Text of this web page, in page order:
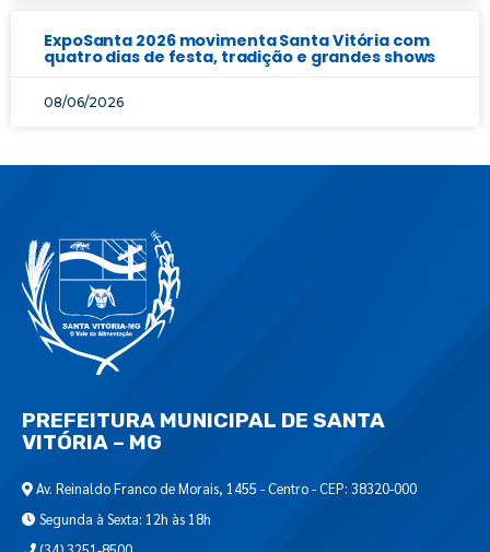
ExpoSanta 2026 movimenta Santa Vitória com
quatro dias de festa, tradição e grandes shows
08/06/2026
PREFEITURA MUNICIPAL DE SANTA
VITÓRIA – MG
Av. Reinaldo Franco de Morais, 1455 - Centro - CEP: 38320-000
Segunda à Sexta: 12h às 18h